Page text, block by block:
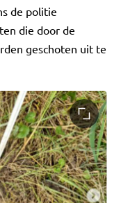
de politie
die door de
geschoten uit te